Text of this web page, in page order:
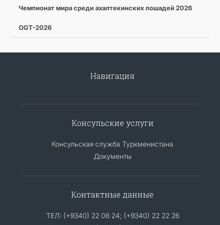
Чемпионат мира среди ахалтекинских лошадей 2026
OGT-2026
Навигация
Консульские услуги
Консульская служба Туркменистана
Документы
Контактные данные
ТЕЛ: (+9340) 22 06 24; (+9340) 22 22 26